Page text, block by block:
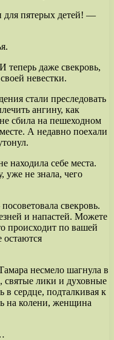
для пятерых детей! —
теперь даже свекровь,
невестки.
стали преследовать
ангину, как
сбила на пешеходном
А недавно поехали
находила себе места.
уже не знала, чего
свекровь.
и напастей. Можете
происходит по вашей
несмело шагнула в
святые лики и духовные
в сердце, подталкивая к
на колени, женщина